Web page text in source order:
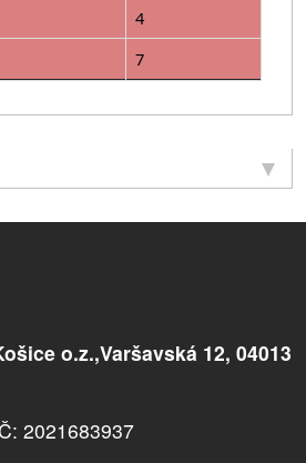
4
7
o.z.,Varšavská 12, 04013
2021683937